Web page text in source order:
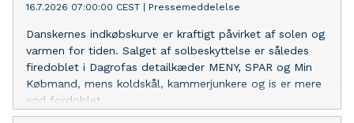
16.7.2026 07:00:00 CEST Pressemeddelelse
Danskernes indkøbskurve er kraftigt påvirket af solen og
varmen for tiden. Salget af solbeskyttelse er således
firedoblet i Dagrofas detailkæder MENY, SPAR og Min
Købmand, mens koldskål, kammerjunkere og is er mere
end fordoblet.